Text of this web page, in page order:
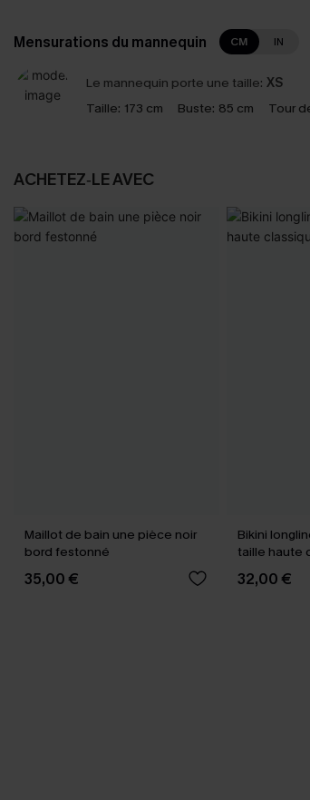
Mensurations du mannequin CM IN
Le mannequin porte une taille: XS
Taille: 173 cm Buste: 85 cm Tour
ACHETEZ‑LE AVEC
Maillot de bain une pièce noir
bord festonné
35,00 €
Bikini
taille haute
marine
32,00 €